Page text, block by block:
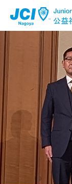
公益社団法人